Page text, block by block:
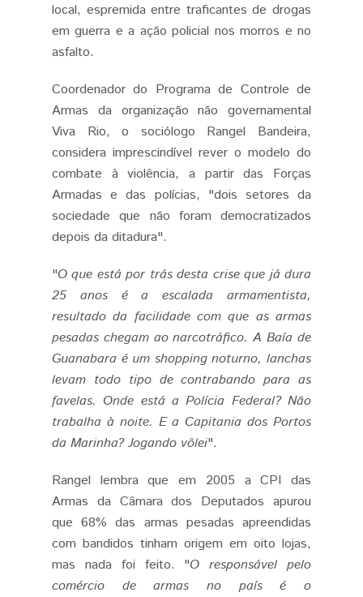
local, espremida entre traficantes de drogas
em guerra e a ação policial nos morros e no
asfalto.
Coordenador do Programa de Controle de
Armas da organização não governamental
Viva Rio, o sociólogo Rangel Bandeira,
considera imprescindível rever o modelo do
combate à violência, a partir das Forças
Armadas e das polícias, "dois setores da
sociedade que não foram democratizados
depois da ditadura".
"O que está por trás desta crise que já dura
25 anos é a escalada armamentista,
resultado da facilidade com que as armas
pesadas chegam ao narcotráfico. A Baía de
Guanabara é um shopping noturno, lanchas
levam todo tipo de contrabando para as
favelas. Onde está a Polícia Federal? Não
trabalha à noite. E a Capitania dos Portos
da Marinha? Jogando vôlei".
Rangel lembra que em 2005 a CPI das
Armas da Câmara dos Deputados apurou
que 68% das armas pesadas apreendidas
com bandidos tinham origem em oito lojas,
mas nada foi feito. "O responsável pelo
comércio de armas no país é o